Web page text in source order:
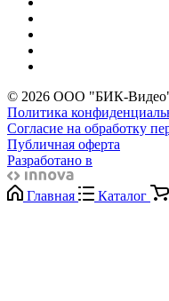
© 2026 ООО "БИК-
Политика
Согласие на обработку
Публичная оферта
Разработано в
Главная Каталог